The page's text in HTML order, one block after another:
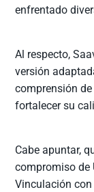
enfrentado
Al respecto,
versión
comprensión
fortalecer su
Cabe apuntar,
compromiso de
Vinculación